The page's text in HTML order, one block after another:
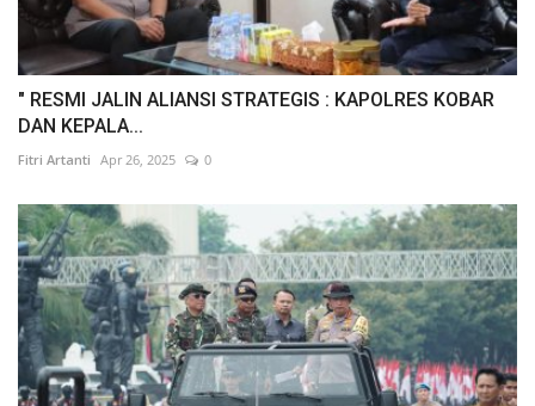
" RESMI JALIN ALIANSI STRATEGIS : KAPOLRES KOBAR
DAN KEPALA...
Fitri Artanti Apr 26, 2025 0